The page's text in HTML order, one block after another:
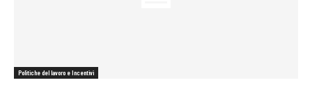
Politiche del lavoro e Incentivi